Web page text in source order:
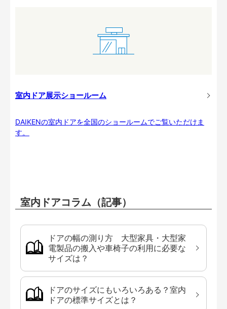
室内ドア展示ショールーム
DAIKENの室内ドアを全国のショールームでご覧いただけま
す。
室内ドアコラム（記事）
ドアの幅の測り方 大型家具・大型家
電製品の搬入や車椅子の利用に必要な
サイズは？
ドアのサイズにもいろいろある？室内
ドアの標準サイズとは？